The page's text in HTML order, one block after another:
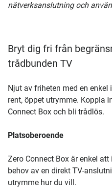
nätverksanslutning och
Bryt dig fri från
trådbunden TV
Njut av friheten med en
rent, öppet utrymme. Koppla
Connect Box och bli trådlös.
Platsoberoende
Zero Connect Box är enkel
behov av en direkt TV-
utrymme hur du vill.